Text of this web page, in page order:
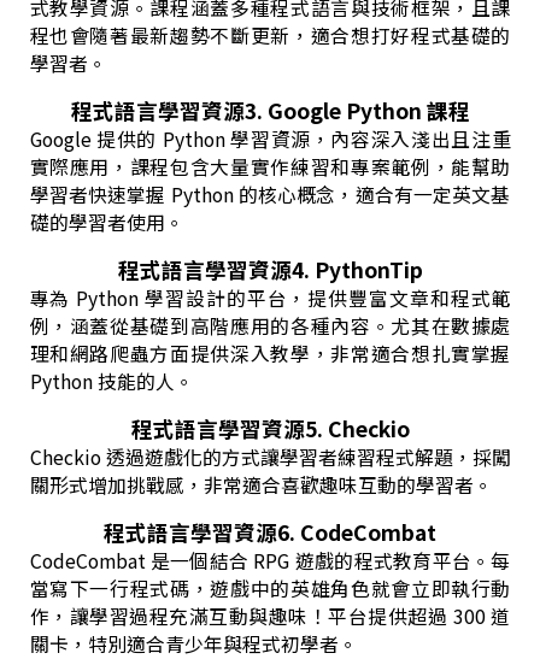
式教學資源。課程涵蓋多種程式語言與技術框架，且課
程也會隨著最新趨勢不斷更新，適合想打好程式基礎的
學習者。
程式語言學習資源3. Google Python 課程
Google 提供的 Python 學習資源，內容深入淺出且注重
實際應用，課程包含大量實作練習和專案範例，能幫助
學習者快速掌握 Python 的核心概念，適合有一定英文基
礎的學習者使用。
程式語言學習資源4. PythonTip
專為 Python 學習設計的平台，提供豐富文章和程式範
例，涵蓋從基礎到高階應用的各種內容。尤其在數據處
理和網路爬蟲方面提供深入教學，非常適合想扎實掌握
Python 技能的人。
程式語言學習資源5. Checkio
Checkio 透過遊戲化的方式讓學習者練習程式解題，採闖
關形式增加挑戰感，非常適合喜歡趣味互動的學習者。
程式語言學習資源6. CodeCombat
CodeCombat 是一個結合 RPG 遊戲的程式教育平台。每
當寫下一行程式碼，遊戲中的英雄角色就會立即執行動
作，讓學習過程充滿互動與趣味！平台提供超過 300 道
關卡，特別適合青少年與程式初學者。